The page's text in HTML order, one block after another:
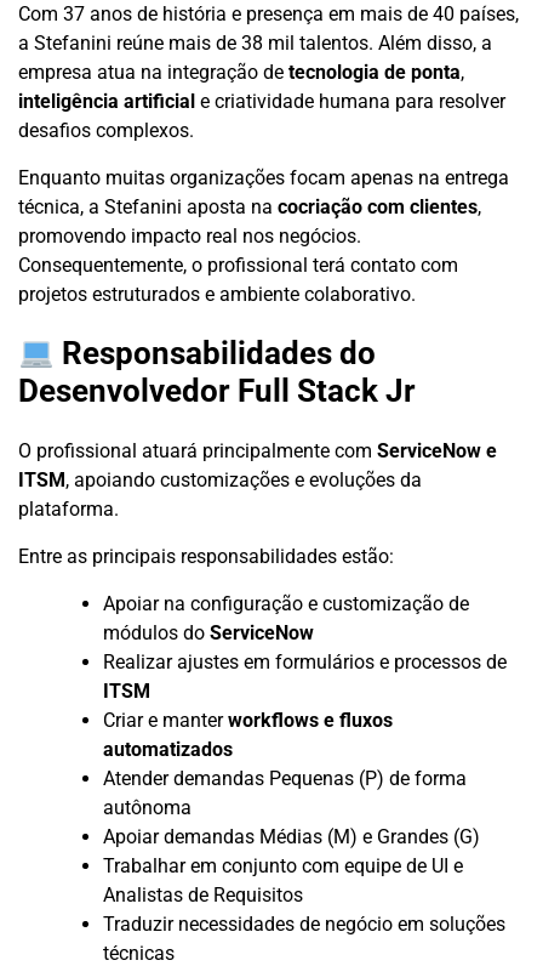
Com 37 anos de história e presença em mais de 40 países,
a Stefanini reúne mais de 38 mil talentos. Além disso, a
empresa atua na integração de tecnologia de ponta,
inteligência artificial e criatividade humana para resolver
desafios complexos.
Enquanto muitas organizações focam apenas na entrega
técnica, a Stefanini aposta na cocriação com clientes,
promovendo impacto real nos negócios.
Consequentemente, o profissional terá contato com
projetos estruturados e ambiente colaborativo.
Responsabilidades do
Desenvolvedor Full Stack Jr
O profissional atuará principalmente com ServiceNow e
ITSM, apoiando customizações e evoluções da
plataforma.
Entre as principais responsabilidades estão:
Apoiar na configuração e customização de
módulos do ServiceNow
Realizar ajustes em formulários e processos de
ITSM
Criar e manterworkflows e fluxos
automatizados
Atender demandas Pequenas (P) de forma
autônoma
Apoiar demandas Médias (M) e Grandes (G)
Trabalhar em conjunto com equipe de UI e
Analistas de Requisitos
Traduzir necessidades de negócio em soluções
técnicas